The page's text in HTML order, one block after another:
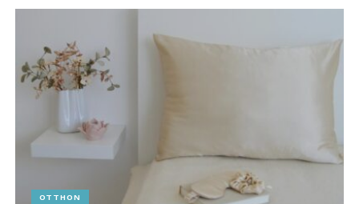
OTTHON